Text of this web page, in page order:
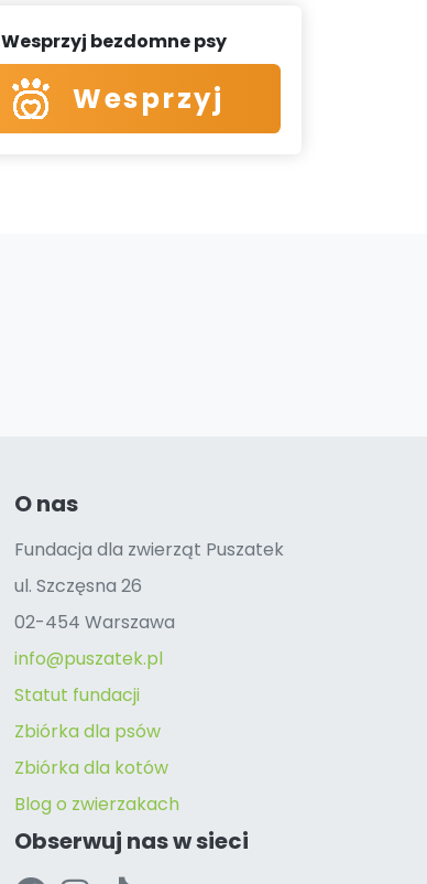
Wesprzyj bezdomne psy
Wesprzyj
O nas
Fundacja dla zwierząt Puszatek
ul. Szczęsna 26
02-454 Warszawa
info@puszatek.pl
Statut fundacji
Zbiórka dla psów
Zbiórka dla kotów
Blog o zwierzakach
Obserwuj nas w sieci